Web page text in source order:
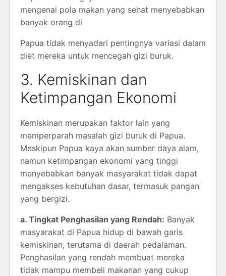
mengenai pola makan yang sehat menyebabkan
banyak orang di
Papua tidak menyadari pentingnya variasi dalam
diet mereka untuk mencegah gizi buruk.
3. Kemiskinan dan
Ketimpangan Ekonomi
Kemiskinan merupakan faktor lain yang
memperparah masalah gizi buruk di Papua.
Meskipun Papua kaya akan sumber daya alam,
namun ketimpangan ekonomi yang tinggi
menyebabkan banyak masyarakat tidak dapat
mengakses kebutuhan dasar, termasuk pangan
yang bergizi.
a. Tingkat Penghasilan yang Rendah: Banyak
masyarakat di Papua hidup di bawah garis
kemiskinan, terutama di daerah pedalaman.
Penghasilan yang rendah membuat mereka
tidak mampu membeli makanan yang cukup